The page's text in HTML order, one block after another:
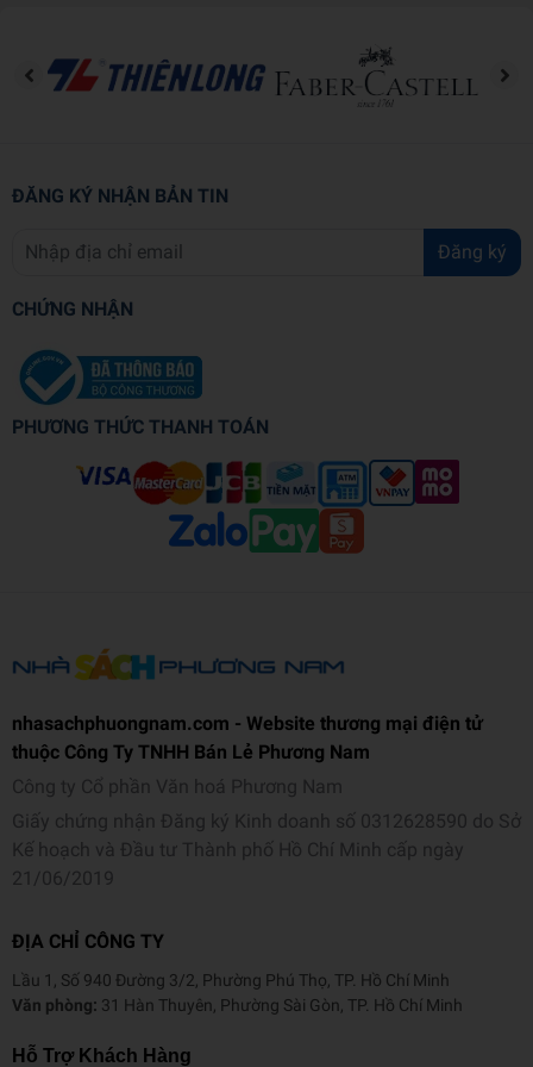
• Những bài học thực tiễn từ các lãnh đạo hàng đầu: Học
hỏi từ những nhà lãnh đạo lỗi lạc như Satya Nadella
năng lãnh đạo, quản lý cảm xúc, và xây dựng cộng đồng có
AI NÊN ĐỌC CUỐN SÁCH NÀY
• Nhà lãnh đạo, giám đốc, quản lý cấp cao mong muốn
nâng cao hiệu suất và phát triển tổ chức bền vững.
một phong cách lãnh đạo nhân văn và có ảnh hưởng tích
• Những ai yêu thích trí tuệ Phật giáo và muốn ứng dụng
đã có kinh nghiệm trong kinh doanh và mong muốn cải tiến.
Giáo sư Tal Ben-Shahar (Tác giả cuốn sách Happier, đồng
sáng lập Học viện Nghiên cứu Hạnh phúc):
“Kết nối trí tuệ cổ đại và khoa học hiện đại cung cấp một
nền tảng vững chắc cho phong cách lãnh đạo khai minh.
Thành công thực sự không chỉ nằm ở những thành tựu bên
Bằng cách kết hợp những tri thức xưa và tâm lý học tích cực
đương đại, chúng ta có thể phát triển một phong cách lãnh
đạo nhân văn và hiệu quả.”
Tiến P. Đỗ (Giám đốc kiểm soát nội bộ toàn cầu, Ngân hàng
ĐĂNG KÝ NHẬN BẢN TIN
Đăng ký
CHỨNG NHẬN
PHƯƠNG THỨC THANH TOÁN
nhasachphuongnam.com - Website thương mại điện tử
thuộc Công Ty TNHH Bán Lẻ Phương Nam
Công ty Cổ phần Văn hoá Phương Nam
Giấy chứng nhận Đăng ký Kinh doanh số 0312628590 do Sở
Kế hoạch và Đầu tư Thành phố Hồ Chí Minh cấp ngày
21/06/2019
ĐỊA CHỈ CÔNG TY
Lầu 1, Số 940 Đường 3/2, Phường Phú Thọ, TP. Hồ Chí Minh
Văn phòng: 31 Hàn Thuyên, Phường Sài Gòn, TP. Hồ Chí Minh
Hỗ Trợ Khách Hàng